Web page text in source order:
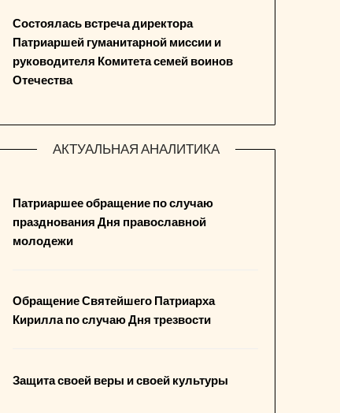
Состоялась встреча директора
Патриаршей гуманитарной миссии и
руководителя Комитета семей воинов
Отечества
АКТУАЛЬНАЯ АНАЛИТИКА
Патриаршее обращение по случаю
празднования Дня православной
молодежи
Обращение Святейшего Патриарха
Кирилла по случаю Дня трезвости
Защита своей веры и своей культуры